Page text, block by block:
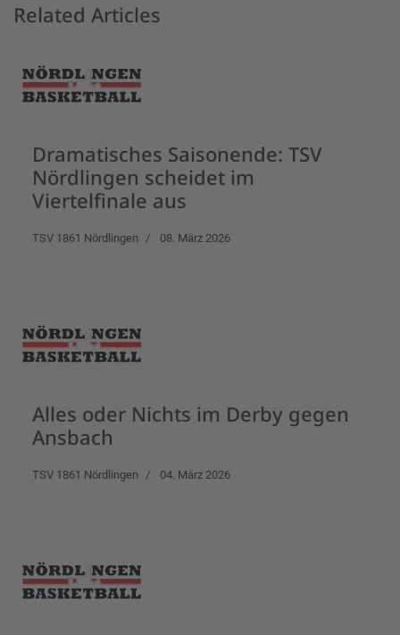
Related Articles
Dramatisches Saisonende: TSV
Nördlingen scheidet im
Viertelfinale aus
TSV 1861 Nördlingen 08. März 2026
Alles oder Nichts im Derby gegen
Ansbach
TSV 1861 Nördlingen 04. März 2026